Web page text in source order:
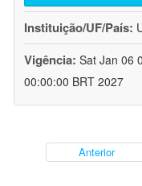
Instituição/UF/País:
Vigência: Sat Jan 06
00:00:00 BRT 2027
Anterior